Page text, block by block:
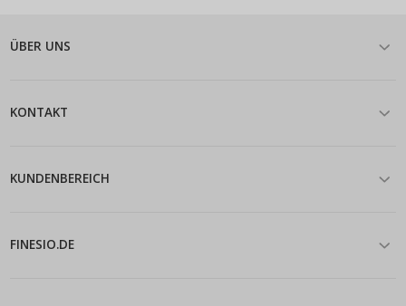
ÜBER UNS
KONTAKT
KUNDENBEREICH
FINESIO.DE